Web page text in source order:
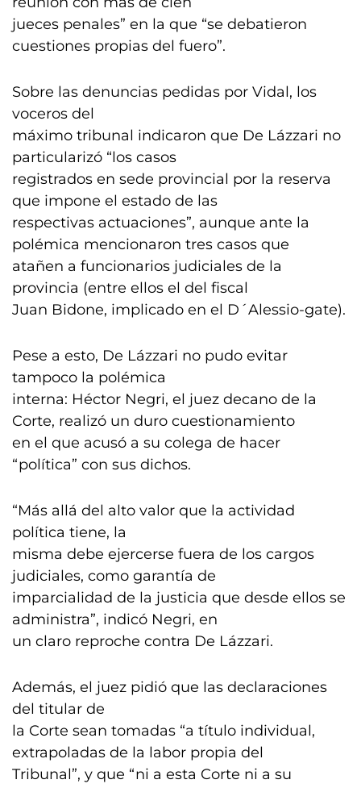
jueces penales” en la que “se debatieron
cuestiones propias del fuero”.
Sobre las denuncias pedidas por Vidal, los
voceros del
máximo tribunal indicaron que De Lázzari no
particularizó “los casos
registrados en sede provincial por la reserva
que impone el estado de las
respectivas actuaciones”, aunque ante la
polémica mencionaron tres casos que
atañen a funcionarios judiciales de la
provincia (entre ellos el del fiscal
Juan Bidone, implicado en el D´Alessio-gate).
Pese a esto, De Lázzari no pudo evitar
tampoco la polémica
interna: Héctor Negri, el juez decano de la
Corte, realizó un duro cuestionamiento
en el que acusó a su colega de hacer
“política” con sus dichos.
“Más allá del alto valor que la actividad
política tiene, la
misma debe ejercerse fuera de los cargos
judiciales, como garantía de
imparcialidad de la justicia que desde ellos se
administra”, indicó Negri, en
un claro reproche contra De Lázzari.
Además, el juez pidió que las declaraciones
del titular de
la Corte sean tomadas “a título individual,
extrapoladas de la labor propia del
Tribunal”, y que “ni a esta Corte ni a su